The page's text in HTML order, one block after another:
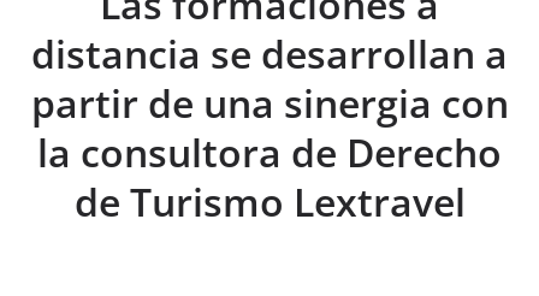
distancia se desarrollan a
partir de una sinergia con
la consultora de Derecho
de Turismo Lextravel